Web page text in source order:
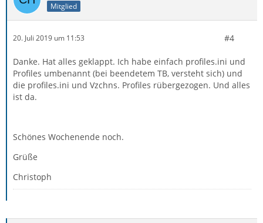
Mitglied
20. Juli 2019 um 11:53 #4
Danke. Hat alles geklappt. Ich habe einfach profiles.ini und
Profiles umbenannt (bei beendetem TB, versteht sich) und
die profiles.ini und Vzchns. Profiles rübergezogen. Und alles
ist da.
Schönes Wochenende noch.
Grüße
Christoph